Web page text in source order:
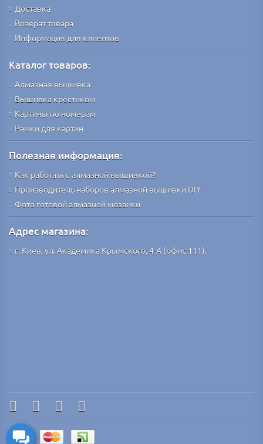
Доставка
Возврат товара
Информация для клиентов
Каталог товаров:
Алмазная вышивка
Вышивка крестиком
Картины по номерам
Рамки для картин
Полезная информация:
Как работать с алмазной вышивкой?
Производитель наборов алмазной вышивки DIY
Фото готовой алмазной мозаики
Адрес магазина:
г. Киев, ул. Академика Крымского, 4-А (офис 111).